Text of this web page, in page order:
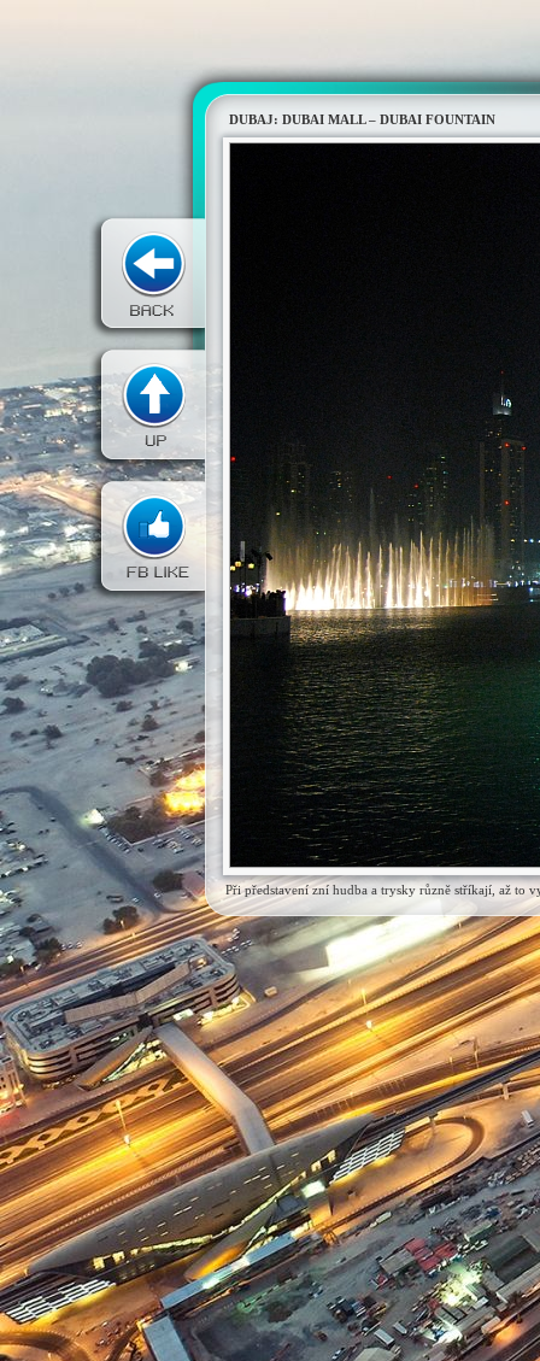
DUBAJ: DUBAI MALL – DUBAI FOUNTAIN
Při představení zní hudba a trysky různě stříkají, až to